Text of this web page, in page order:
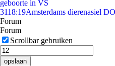
geboorte in VS
3118:19Amsterdams dierenasiel
Forum
Forum
Scrollbar gebruiken
opslaan